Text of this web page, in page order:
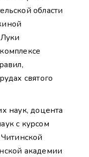
области
святого
наук, доцента
с курсом
академии